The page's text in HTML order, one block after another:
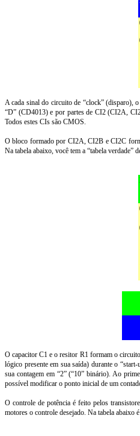
A cada sinal do circuito de “clock” (disparo),
“D” (CD4013) e por partes de CI2 (CI2A,
Todos estes CIs são CMOS.
O bloco formado por CI2A, CI2B e CI2C
Na tabela abaixo, você tem a “tabela verdade”
O capacitor C1 e o resitor R1 formam o
lógico presente em sua saída) durante o
sua contagem em “2” (“10” binário). Ao
possível modificar o ponto inicial de um
O controle de potência é feito pelos
motores o controle desejado. Na tabela abaixo